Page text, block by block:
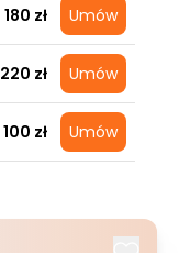
180 zł Umów
220 zł Umów
100 zł Umów